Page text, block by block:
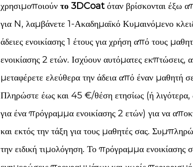
χρησιμοποιούν το 3DCoatόταν βρίσκονται έξω
για N, λαμβάνετε 1-Ακαδημαϊκό Κυμαινόμενο
άδειες ενοικίασης 1 έτους για χρήση από τους
ενοικίασης 2 ετών. Ισχύουν αυτόματες
μεταφέρετε ελεύθερα την άδεια από έναν μαθητή
Πληρώστε έως και 45 €/θέση ετησίως (ή λιγότερα,
για ένα πρόγραμμα ενοικίασης 2 ετών) για να
και εκτός την τάξη για τους μαθητές σας.
την ειδική τιμολόγηση. Το πρόγραμμα